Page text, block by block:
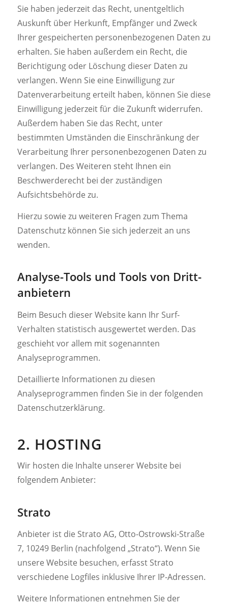
Sie haben jederzeit das Recht, unentgeltlich
Auskunft über Herkunft, Empfänger und Zweck
Ihrer gespeicherten personenbezogenen Daten zu
erhalten. Sie haben außerdem ein Recht, die
Berichtigung oder Löschung dieser Daten zu
verlangen. Wenn Sie eine Einwilligung zur
Datenverarbeitung erteilt haben, können Sie diese
Einwilligung jederzeit für die Zukunft widerrufen.
Außerdem haben Sie das Recht, unter
bestimmten Umständen die Einschränkung der
Verarbeitung Ihrer personenbezogenen Daten zu
verlangen. Des Weiteren steht Ihnen ein
Beschwerderecht bei der zuständigen
Aufsichtsbehörde zu.
Hierzu sowie zu weiteren Fragen zum Thema
Datenschutz können Sie sich jederzeit an uns
wenden.
Analyse-Tools und Tools von Dritt­
anbietern
Beim Besuch dieser Website kann Ihr Surf-
Verhalten statistisch ausgewertet werden. Das
geschieht vor allem mit sogenannten
Analyseprogrammen.
Detaillierte Informationen zu diesen
Analyseprogrammen finden Sie in der folgenden
Datenschutzerklärung.
2. HOSTING
Wir hosten die Inhalte unserer Website bei
folgendem Anbieter:
Strato
Anbieter ist die Strato AG, Otto-Ostrowski-Straße
7, 10249 Berlin (nachfolgend „Strato“). Wenn Sie
unsere Website besuchen, erfasst Strato
verschiedene Logfiles inklusive Ihrer IP-Adressen.
Weitere Informationen entnehmen Sie der